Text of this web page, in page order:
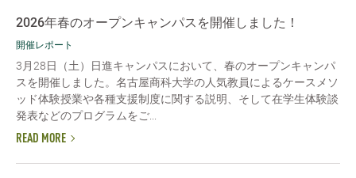
2026年春のオープンキャンパスを開催しました！
開催レポート
3月28日（土）日進キャンパスにおいて、春のオープンキャンパ
スを開催しました。名古屋商科大学の人気教員によるケースメソ
ッド体験授業や各種支援制度に関する説明、そして在学生体験談
発表などのプログラムをご...
READ MORE